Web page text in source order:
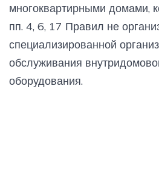
многоквартирными домами,
пп. 4, 6, 17 Правил не
специализированной
обслуживания
оборудования.